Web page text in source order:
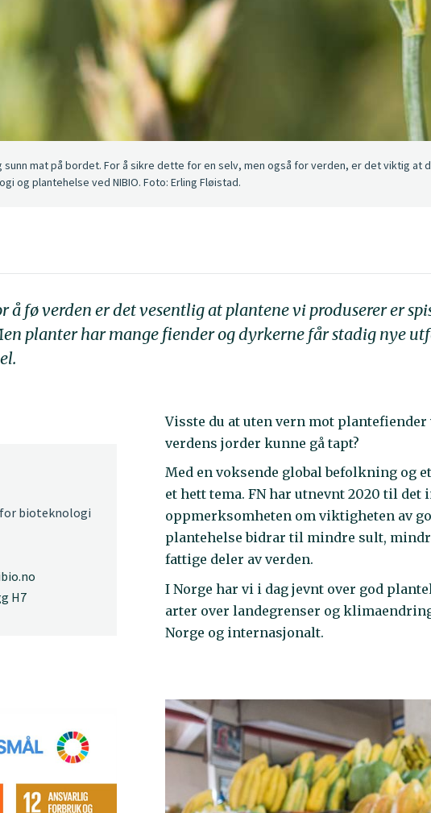
mat på bordet. For å sikre dette for en selv, men også for verden, er det viktig at
og plantehelse ved NIBIO. Foto: Erling Fløistad.
fø verden er det vesentlig at plantene vi produserer er
planter har mange fiender og dyrkerne får stadig nye
Visste du at uten vern mot
verdens jorder kunne gå tapt?
Med en voksende global befolkning og
et hett tema. FN har utnevnt 2020 til
oppmerksomheten om viktigheten av
plantehelse bidrar til mindre sult,
fattige deler av verden.
I Norge har vi i dag jevnt over god
arter over landegrenser og
Norge og internasjonalt.
bioteknologi
H7